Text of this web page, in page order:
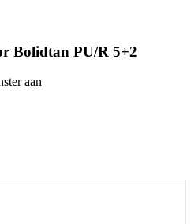
Bolidtan PU/R 5+2
aan